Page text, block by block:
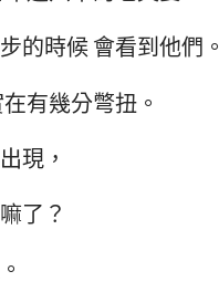
的時候 會看到他們。
有幾分彆扭。
現，
了？